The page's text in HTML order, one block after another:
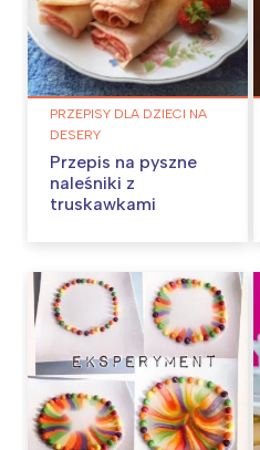
PRZEPISY DLA DZIECI NA
DESERY
Przepis na pyszne
naleśniki z
truskawkami